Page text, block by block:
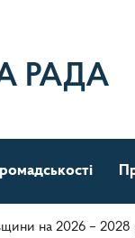
РАДА
на 2026 – 2028